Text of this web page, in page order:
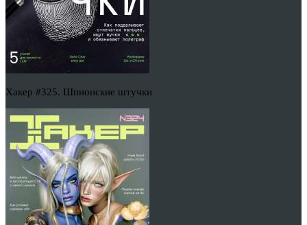
Хакер #325. Шпионские штучки